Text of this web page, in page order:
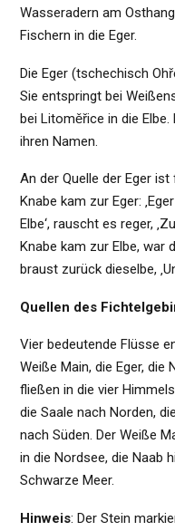
Wasseradern am
Fischern in die Eger.
Die Eger (tschechisch
Sie entspringt bei
bei Litoměřice in die Elbe.
ihren Namen.
An der Quelle der Eger
Knabe kam zur Eger:
Elbe‘, rauscht es reger,
Knabe kam zur Elbe, war
braust zurück dieselbe,
Quellen des
Vier bedeutende Flüsse
Weiße Main, die Eger, die
fließen in die vier
die Saale nach Norden,
nach Süden. Der Weiße
in die Nordsee, die Naab
Schwarze Meer.
Hinweis: Der Stein